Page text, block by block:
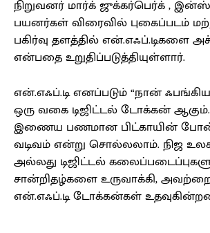
நிறுவனர் மார்க் ஜுக்கர்பெர்க் ,
பயனர்கள் விரைவில் புகைப்படம்
பகிர்வு தளத்தில் என்.எஃப்.டிகளை
என்பதை உறுதிப்படுத்தியுள்ளார்.
என்.எஃப்.டி எனப்படும் “நான்
ஒரு வகை டிஜிட்டல் டோக்கன்
இணைய பணமான பிட்காயின்
வடிவம் என்று சொல்லலாம். நிஜ
அல்லது டிஜிட்டல்
சான்றிதழ்களை உருவாக்கி, அவற்றை
என்.எஃப்.டி டோக்கன்கள்